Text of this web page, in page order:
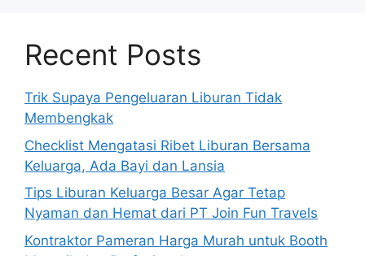
Recent Posts
Trik Supaya Pengeluaran Liburan Tidak
Membengkak
Checklist Mengatasi Ribet Liburan Bersama
Keluarga, Ada Bayi dan Lansia
Tips Liburan Keluarga Besar Agar Tetap
Nyaman dan Hemat dari PT Join Fun Travels
Kontraktor Pameran Harga Murah untuk Booth